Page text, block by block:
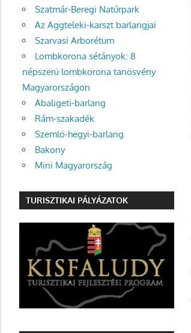
Szatmár-Beregi Natúrpark
Az Aggteleki-karszt barlangjai
Szarvasi Arborétum
Lombkorona sétányok: 8
népszerű lombkorona tanösvény
Magyarországon
Abaligeti-barlang
Rám-szakadék
Szemlő-hegyi-barlang
Bakony
Mini Magyarország
TURISZTIKAI PÁLYÁZATOK